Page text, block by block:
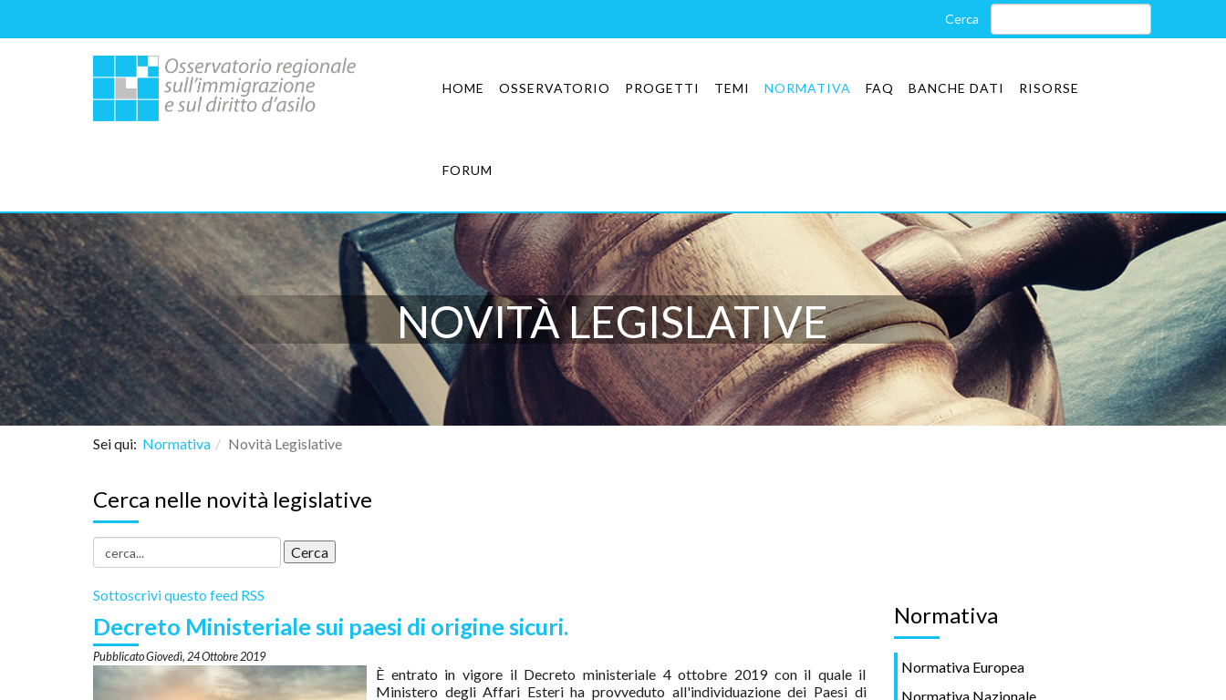
HOME OSSERVATORIO PROGETTI TEMI NORMATIVA FAQ BANCHE DATI RISORSE
FORUM
NOVITÀ LEGISLATIVE
Sei qui: Normativa Novità Legislative
Cerca nelle novità legislative
Sottoscrivi questo feed RSS
Decreto Ministeriale sui paesi di origine sicuri.
Giovedì, 24 Ottobre 2019
È entrato in vigore il Decreto ministeriale 4 ottobre 2019 con il quale il
Ministero degli Affari Esteri ha provveduto all'individuazione dei Paesi di
Normativa
Normativa Europea
Normativa Nazionale